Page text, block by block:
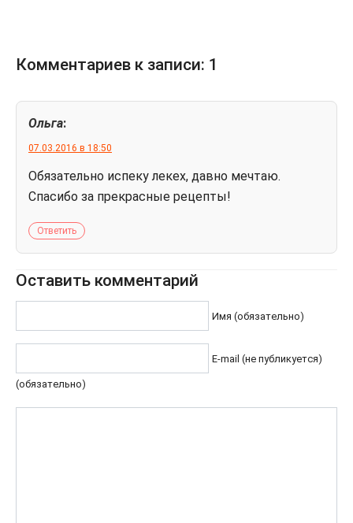
Комментариев к записи: 1
Oльга:
07.03.2016 в 18:50
Обязательно испеку лекех, давно мечтаю.
Спасибо за прекрасные рецепты!
Ответить
Оставить комментарий
Имя (обязательно)
E-mail (не публикуется)
(обязательно)